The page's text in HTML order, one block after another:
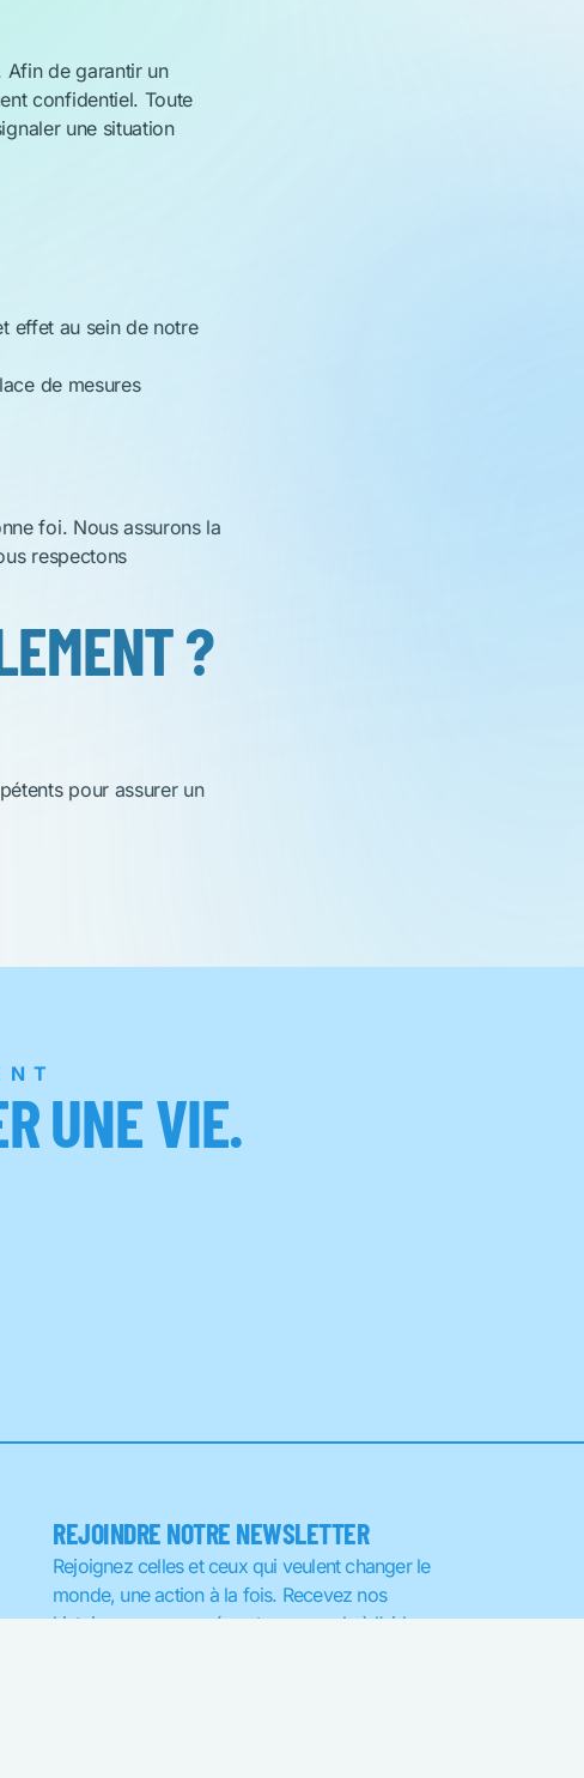
Afin de garantir un
confidentiel. Toute
une situation
effet au sein de notre
de mesures
foi. Nous assurons la
respectons
?
pour assurer un
UNE VIE.
REJOINDRE NOTRE NEWSLETTER
Rejoignez celles et ceux qui veulent changer le
monde, une action à la fois. Recevez nos
histoires, nos avancées et nos appels à l’aide